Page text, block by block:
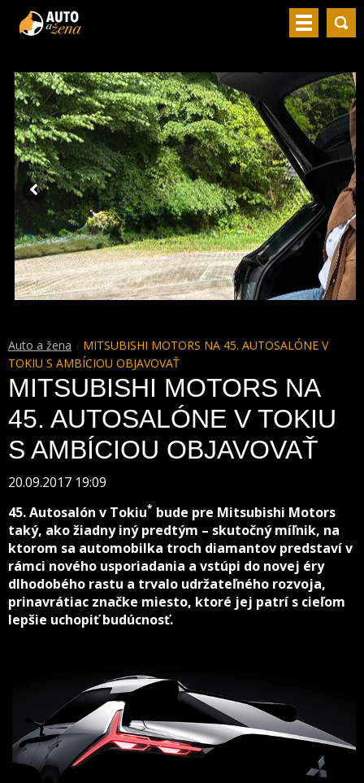
Auto a žena
MITSUBISHI MOTORS NA 45. AUTOSALÓNE V
TOKIU S AMBÍCIOU OBJAVOVAŤ
MITSUBISHI MOTORS NA
45. AUTOSALÓNE V TOKIU
S AMBÍCIOU OBJAVOVAŤ
20.09.2017 19:09
45. Autosalón v Tokiu* bude pre Mitsubishi Motors
taký, ako žiadny iný predtým – skutočný míľnik, na
ktorom sa automobilka troch diamantov predstaví v
rámci nového usporiadania a vstúpi do novej éry
dlhodobého rastu a trvalo udržateľného rozvoja,
prinavrátiac značke miesto, ktoré jej patrí s cieľom
lepšie uchopiť budúcnosť.